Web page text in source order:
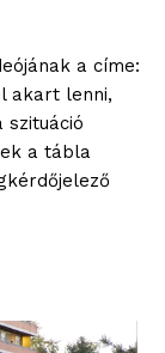
a címe:
akart lenni,
szituáció
a tábla